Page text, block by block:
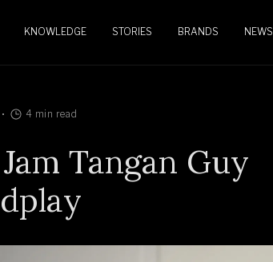
KNOWLEDGE STORIES BRANDS NEWS
4 min read
Tangan Guy